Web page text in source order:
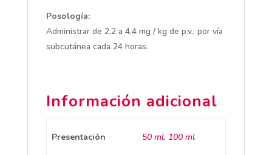
Posología:
Administrar de 2,2 a 4,4 mg / kg de p.v.; por vía
subcutánea cada 24 horas.
Información adicional
Presentación 50 ml, 100 ml